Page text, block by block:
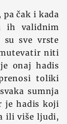
čak i kada
ih validnim
su sve vrste
niti
onaj hadis
toliki
sumnja
je hadis koji
ili više ljudi,